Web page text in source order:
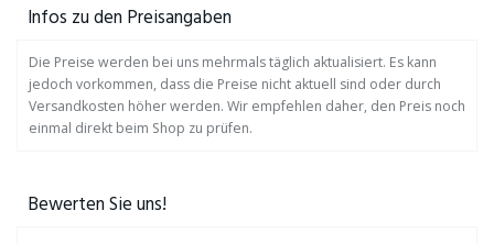
Infos zu den Preisangaben
Die Preise werden bei uns mehrmals täglich aktualisiert. Es kann
jedoch vorkommen, dass die Preise nicht aktuell sind oder durch
Versandkosten höher werden. Wir empfehlen daher, den Preis noch
einmal direkt beim Shop zu prüfen.
Bewerten Sie uns!